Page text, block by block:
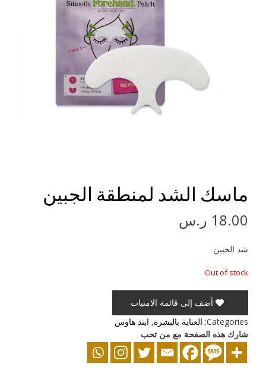
ماسك الشد لمنطقة الجبين
18.00 ر.س
شد الجبين
Out of stock
أضف إلى قائمة الامنيات
Categories: العناية بالبشرة, ايتد هاوس
شارك هذه الصفحة مع من تحب